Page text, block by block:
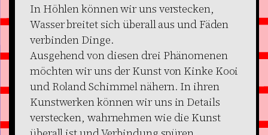
In Höhlen können wir uns verstecken,
Wasser breitet sich überall aus und Fäden
verbinden Dinge.
Ausgehend von diesen drei Phänomenen
möchten wir uns der Kunst von Kinke Kooi
und Roland Schimmel nähern. In ihren
Kunstwerken können wir uns in Details
verstecken, wahrnehmen wie die Kunst